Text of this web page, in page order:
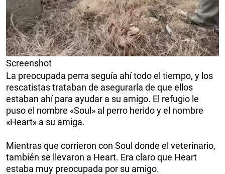
Screenshot
La preocupada perra seguía ahí todo el tiempo, y los
rescatistas trataban de asegurarla de que ellos
estaban ahí para ayudar a su amigo. El refugio le
puso el nombre «Soul» al perro herido y el nombre
«Heart» a su amiga.
Mientras que corrieron con Soul donde el veterinario,
también se llevaron a Heart. Era claro que Heart
estaba muy preocupada por su amigo.